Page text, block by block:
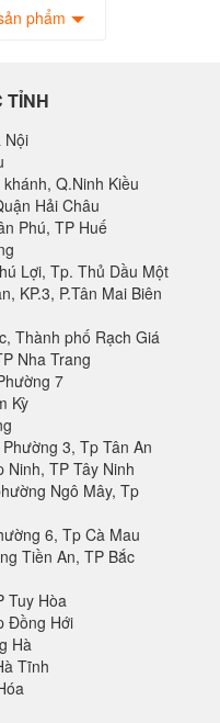
phẩm
TỈNH
Nội
Q.Ninh Kiều
Hải Châu
Phú, TP Huế
Lợi, Tp. Thủ Dầu Một
KP.3, P.Tân Mai Biên
Thành phố Rạch Giá
Nha Trang
7
Kỳ
3, Tp Tân An
Ninh, TP Tây Ninh
Ngô Mây, Tp
6, Tp Cà Mau
Tiền An, TP Bắc
Tuy Hòa
Đồng Hới
Hà
Tĩnh